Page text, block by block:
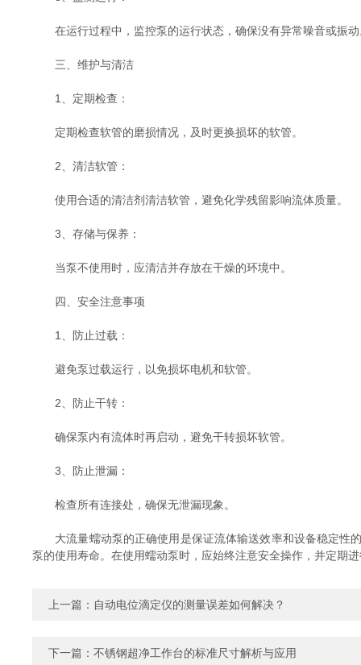
在运行过程中，监控泵的运行状态，确保没有异常噪音或振动
三、维护与清洁
1、定期检查：
定期检查软管的磨损情况，及时更换损坏的软管。
2、清洁软管：
使用合适的清洁剂清洁软管，避免化学残留影响流体质量。
3、存储与保养：
当泵不使用时，应清洁并存放在干燥的环境中。
四、安全注意事项
1、防止过载：
避免泵过载运行，以免损坏电机和软管。
2、防止干转：
确保泵内有流体时再启动，避免干转损坏软管。
3、防止泄漏：
检查所有连接处，确保无泄漏现象。
大流量蠕动泵的正确使用是保证流体输送效率和设备稳定性的
泵的使用寿命。在使用蠕动泵时，应始终注意安全操作，并定期
上一篇： 自动电位滴定仪的测量误差如何解决？
下一篇： 不锈钢超净工作台的标准尺寸解析与应用